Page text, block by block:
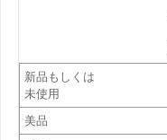
新品もしくは
未使用
美品